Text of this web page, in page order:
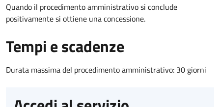
Quando il procedimento amministrativo si conclude
positivamente si ottiene una concessione.
Tempi e scadenze
Durata massima del procedimento amministrativo: 30 giorni